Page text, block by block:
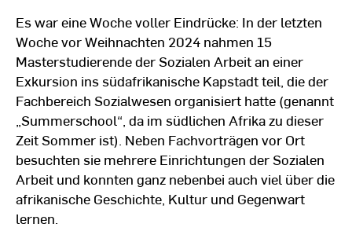
Es war eine Woche voller Eindrücke: In der letzten
Woche vor Weihnachten 2024 nahmen 15
Masterstudierende der Sozialen Arbeit an einer
Exkursion ins südafrikanische Kapstadt teil, die der
Fachbereich Sozialwesen organisiert hatte (genannt
„Summerschool“, da im südlichen Afrika zu dieser
Zeit Sommer ist). Neben Fachvorträgen vor Ort
besuchten sie mehrere Einrichtungen der Sozialen
Arbeit und konnten ganz nebenbei auch viel über die
afrikanische Geschichte, Kultur und Gegenwart
lernen.